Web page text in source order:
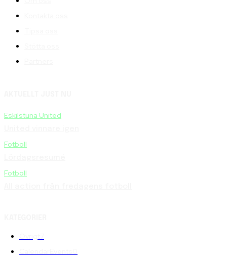
Eskilstuna United
Fotboll
Fotboll